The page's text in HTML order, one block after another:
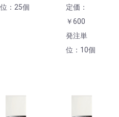
位：25個
定価：
￥600
発注単
位：10個